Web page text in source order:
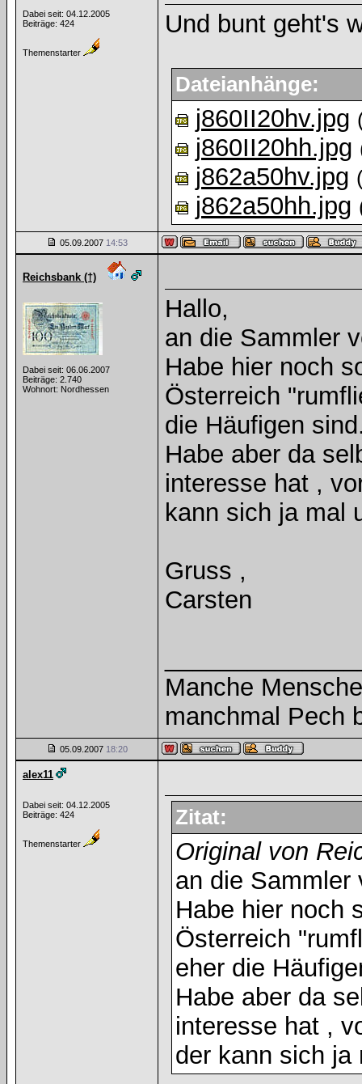
Dabei seit: 04.12.2005
Beiträge: 424
Themenstarter
Und bunt geht's
Dateianhänge:
j860II20hv.jpg
j860II20hh.jpg
j862a50hv.jpg
j862a50hh.jpg
05.09.2007 14:53
Reichsbank (†)
Dabei seit: 06.06.2007
Beiträge: 2.740
Wohnort: Nordhessen
Hallo,
an die Sammler
Habe hier noch
Österreich
die Häufigen
Habe aber da
interesse hat ,
kann sich ja mal
Gruss ,
Carsten
Manche
manchmal Pech
05.09.2007 18:20
alex11
Dabei seit: 04.12.2005
Beiträge: 424
Themenstarter
Zitat:
Original von
an die Sammler
Habe hier noch
Österreich
eher die
Habe aber da
interesse hat ,
der kann sich ja